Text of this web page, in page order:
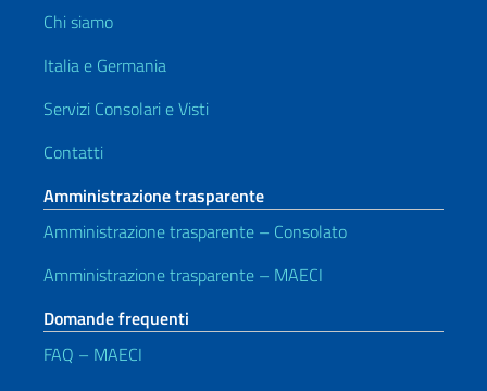
Chi siamo
Italia e Germania
Servizi Consolari e Visti
Contatti
Amministrazione trasparente
Amministrazione trasparente – Consolato
Amministrazione trasparente – MAECI
Domande frequenti
FAQ – MAECI